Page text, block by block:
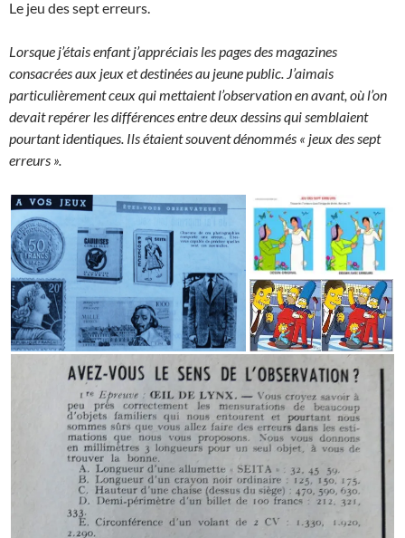
Le jeu des sept erreurs.
Lorsque j’étais enfant j’appréciais les pages des magazines
consacrées aux jeux et destinées au jeune public. J’aimais
particulièrement ceux qui mettaient l’observation en avant, où l’on
devait repérer les différences entre deux dessins qui semblaient
pourtant identiques. Ils étaient souvent dénommés « jeux des sept
erreurs ».